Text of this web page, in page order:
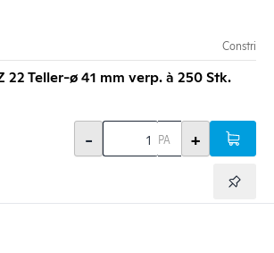
Constri
22 Teller-ø 41 mm verp. à 250 Stk.
- PA +